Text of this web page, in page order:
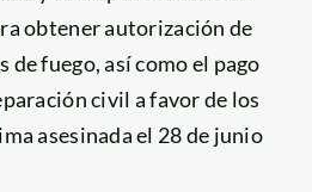
obtener autorización de
de fuego, así como el pago
civil a favor de los
asesinada el 28 de junio